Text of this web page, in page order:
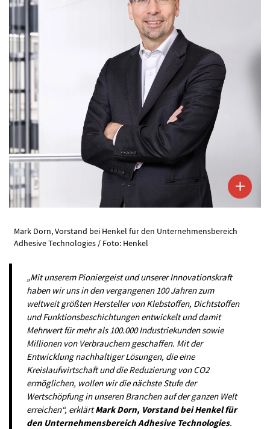
Mark Dorn, Vorstand bei Henkel für den Unternehmensbereich
Adhesive Technologies / Foto: Henkel
„Mit unserem Pioniergeist und unserer Innovationskraft
haben wir uns in den vergangenen 100 Jahren zum
weltweit größten Hersteller von Klebstoffen, Dichtstoffen
und Funktionsbeschichtungen entwickelt und damit
Mehrwert für mehr als 100.000 Industriekunden sowie
Millionen von Verbrauchern geschaffen. Mit der
Entwicklung nachhaltiger Lösungen, die eine
Kreislaufwirtschaft und die Reduzierung von CO2
ermöglichen, wollen wir die nächste Stufe der
Wertschöpfung in unseren Branchen auf der ganzen Welt
erreichen“, erklärtMark Dorn, Vorstand bei Henkel für
den Unternehmensbereich Adhesive Technologies.